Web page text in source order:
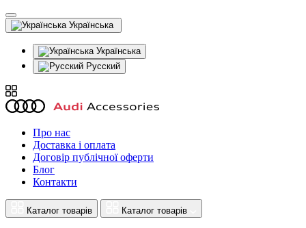
Українська
Українська
Русский
Про нас
Доставка і оплата
Договір публічної оферти
Блог
Контакти
Каталог товарів Каталог товарів